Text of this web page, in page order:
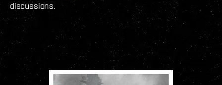
discussions.